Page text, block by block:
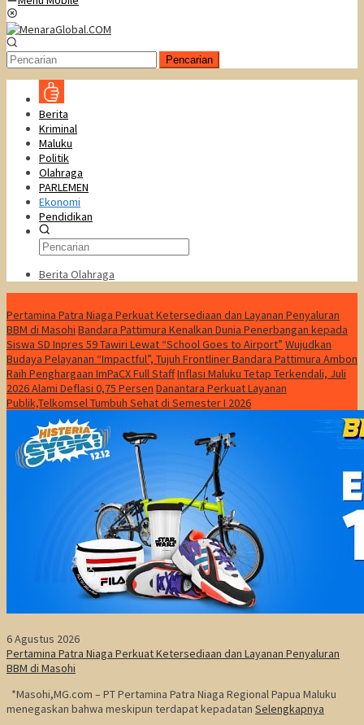
Pencarian
Berita
Kriminal
Maluku
Politik
Olahraga
PARLEMEN
Ekonomi
Pendidikan
Berita Olahraga
Pertamina Patra Niaga Perkuat Ketersediaan dan Layanan Penyaluran
BBM di Masohi Bandara Pattimura Kenalkan Dunia Penerbangan kepada
Siswa SD Inpres 59 Tawiri Lewat “School Goes to Airport” Wujudkan
Budaya Pelayanan “Impactful”, Tujuh Frontliner Bandara Pattimura Ambon
Raih Penghargaan ImPaCX Full StaffInflasi Maluku Tetap Terkendali, Juli
2026 Alami Deflasi 0,75 Persen Danantara Perkuat Layanan
Publik,Telkomsel Tumbuh Sehat di Semester I 2026
6 Agustus 2026
Pertamina Patra Niaga Perkuat Ketersediaan dan Layanan Penyaluran
BBM di Masohi
*Masohi,MG.com – PT Pertamina Patra Niaga Regional Papua Maluku
menegaskan bahwa meskipun terdapat kepadatan Selengkapnya